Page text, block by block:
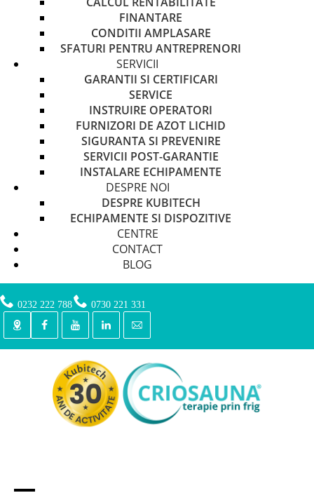
FINANTARE
CONDITII AMPLASARE
SFATURI PENTRU ANTREPRENORI
SERVICII
GARANTII SI CERTIFICARI
SERVICE
INSTRUIRE OPERATORI
FURNIZORI DE AZOT LICHID
SIGURANTA SI PREVENIRE
SERVICII POST-GARANTIE
INSTALARE ECHIPAMENTE
DESPRE NOI
DESPRE KUBITECH
ECHIPAMENTE SI DISPOZITIVE
CENTRE
CONTACT
BLOG
0232 222 788 0730 221 331